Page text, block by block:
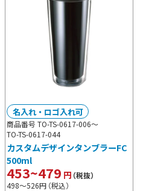
商品番号 TO-TS-0617-006～
TO-TS-0617-044
カスタムデザインタンブラーFC
500ml
453~479 円（税抜）
498～526円（税込）
名入れ・ロゴ入れ可